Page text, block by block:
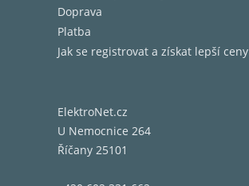
Doprava
Platba
Jak se registrovat a získat lepší ceny
ElektroNet.cz
U Nemocnice 264
Říčany 25101